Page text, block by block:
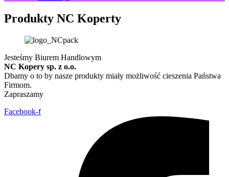
Produkty NC Koperty
Jesteśmy Biurem Handlowym
NC Kopery sp. z o.o.
Dbamy o to by nasze produkty miały możliwość cieszenia Państwa
Firmom.
Zapraszamy
Facebook-f